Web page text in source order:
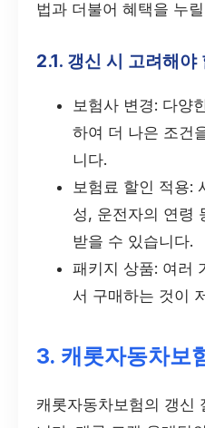
법과 더불어 혜택을 누
2.1. 갱신 시 고려해야
보험사 변경: 다양
하여 더 나은 조건
니다.
보험료 할인 적용:
성, 운전자의 연령
받을 수 있습니다.
패키지 상품: 여러
서 구매하는 것이
3. 캐롯자동차보
캐롯자동차보험의 갱신